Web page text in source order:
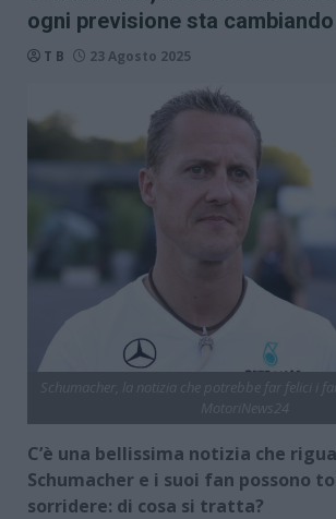
ogni previsione sta
T B 23 Agosto 2025
C’è una bellissima notizia che
Schumacher e i suoi fan possono
sorridere: di cosa si tratta?